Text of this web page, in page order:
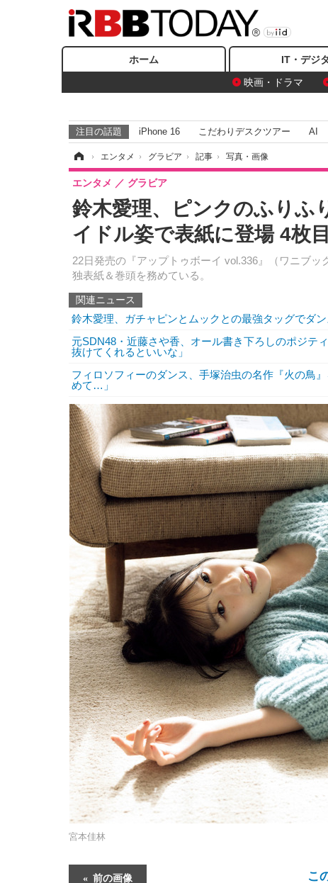
ホーム IT・デジ
映画・ドラマ
注目の話題 iPhone 16 こだわりデスクツアー AI
› エンタメ › グラビア › 記事 › 写真・画像
鈴木愛理、ピンクのふりふ
イドル姿で表紙に登場 4枚
22日発売の『アップトゥボーイ vol.336』（ワニブ
独表紙＆巻頭を務めている。
エンタメ グラビア
関連ニュース
鈴木愛理、ガチャピンとムックとの最強タッグでダ
元SDN48・近藤さや香、オール書き下ろしのポジテ
抜けてくれるといいな」
フィロソフィーのダンス、手塚治虫の名作『火の鳥
めて…」
宮本佳林
前の画像 こ